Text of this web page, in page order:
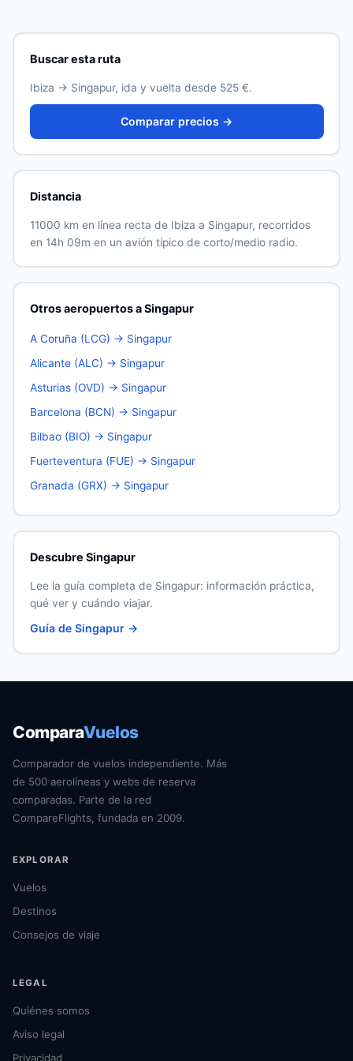
Buscar esta ruta
Ibiza → Singapur, ida y vuelta desde 525 €.
Comparar precios →
Distancia
11000 km en línea recta de Ibiza a Singapur, recorridos
en 14h 09m en un avión típico de corto/medio radio.
Otros aeropuertos a Singapur
A Coruña (LCG) → Singapur
Alicante (ALC) → Singapur
Asturias (OVD) → Singapur
Barcelona (BCN) → Singapur
Bilbao (BIO) → Singapur
Fuerteventura (FUE) → Singapur
Granada (GRX) → Singapur
Descubre Singapur
Lee la guía completa de Singapur: información práctica,
qué ver y cuándo viajar.
Guía de Singapur →
ComparaVuelos
Comparador de vuelos independiente. Más
de 500 aerolíneas y webs de reserva
comparadas. Parte de la red
CompareFlights, fundada en 2009.
EXPLORAR
Vuelos
Destinos
Consejos de viaje
LEGAL
Quiénes somos
Aviso legal
Privacidad